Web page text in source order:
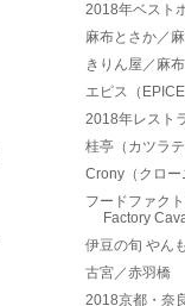
2018年ベスト
麻布とさか／
きりん屋／麻
エピス（
2018年レスト
桂亭（カツラ
Crony（クロ
フードファク
Factory
伊豆の旬 やん
古宮／赤羽橋
2018京都・奈